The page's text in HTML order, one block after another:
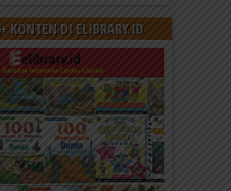
KONTEN DI ELIBRARY.ID